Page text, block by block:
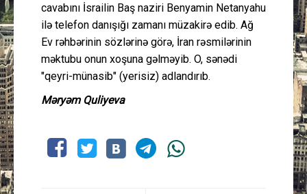
Əlaqə
cavabını İsrailin Baş naziri Benyamin Netanyahu
ilə telefon danışığı zamanı müzakirə edib. Ağ
Ev rəhbərinin sözlərinə görə, İran rəsmilərinin
məktubu onun xoşuna gəlməyib. O, sənədi
"qeyri-münasib" (yerisiz) adlandırıb.
Məryəm Quliyeva